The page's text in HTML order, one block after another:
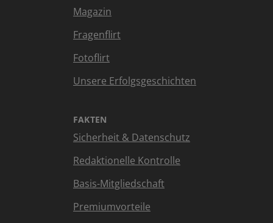
Magazin
Fragenflirt
Fotoflirt
Unsere Erfolgsgeschichten
FAKTEN
Sicherheit & Datenschutz
Redaktionelle Kontrolle
Basis-Mitgliedschaft
Premiumvorteile